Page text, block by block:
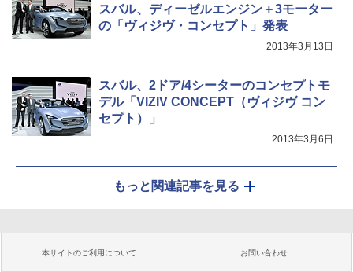
スバル、ディーゼルエンジン＋3モーター
の「ヴィジヴ・コンセプト」発表
2013年3月13日
スバル、2ドア/4シーターのコンセプトモ
デル「VIZIV CONCEPT（ヴィジヴ コン
セプト）」
2013年3月6日
もっと関連記事を見る
本サイトのご利用について お問い合わせ